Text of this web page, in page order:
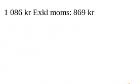
1 086 krExkl moms: 869 kr